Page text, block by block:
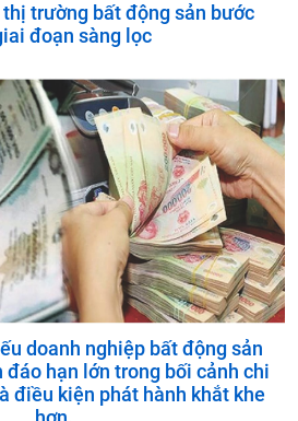
trường bất động sản bước
đoạn sàng lọc
doanh nghiệp bất động sản
đáo hạn lớn trong bối cảnh chi
điều kiện phát hành khắt khe